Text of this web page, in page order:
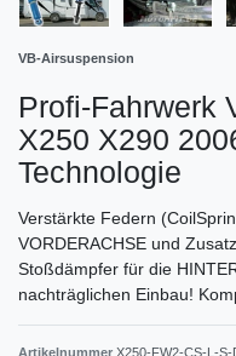
VB-Airsuspension
Profi-Fahrwerk
X250 X290
Technologie
Verstärkte Federn
VORDERACHSE und
Stoßdämpfer für die
nachträglichen Einbau!
Artikelnummer X250-FW2-CS-L-S-